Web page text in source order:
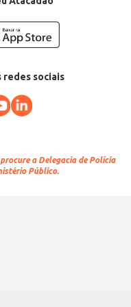
redes sociais
a Delegacia de Polícia
Público.